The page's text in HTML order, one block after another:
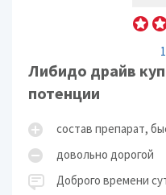
Либидо драйв
потенции
состав препарат,
довольно дорогой
Доброго времени